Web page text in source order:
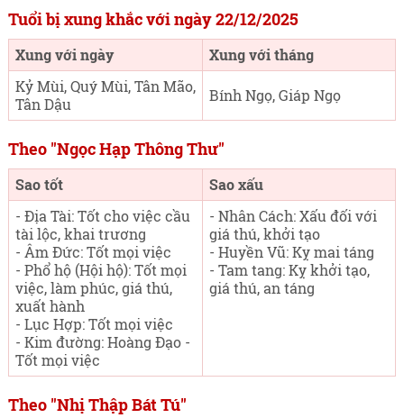
Tuổi bị xung khắc với ngày 22/12/2025
Xung với ngày
Xung với tháng
Kỷ Mùi, Quý Mùi, Tân Mão,
Tân Dậu
Bính Ngọ, Giáp Ngọ
Theo "Ngọc Hạp Thông Thư"
Sao tốt
Sao xấu
- Địa Tài: Tốt cho việc cầu
tài lộc, khai trương
- Âm Đức: Tốt mọi việc
- Phổ hộ (Hội hộ): Tốt mọi
việc, làm phúc, giá thú,
xuất hành
- Lục Hợp: Tốt mọi việc
- Kim đường: Hoàng Đạo -
Tốt mọi việc
- Nhân Cách: Xấu đối với
giá thú, khởi tạo
- Huyền Vũ: Kỵ mai táng
- Tam tang: Kỵ khởi tạo,
giá thú, an táng
Theo "Nhị Thập Bát Tú"